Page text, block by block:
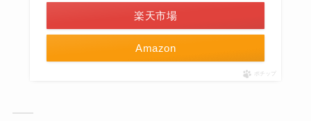
Amazon
楽天市場
ポチップ